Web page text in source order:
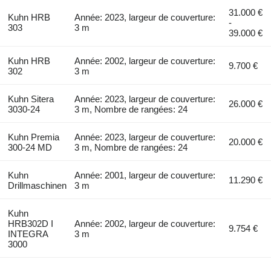
Kuhn HRB
303
Année: 2023, largeur de couverture:
3 m
31.000 €
-
39.000 €
Kuhn HRB
302
Année: 2002, largeur de couverture:
3 m
9.700 €
Kuhn Sitera
3030-24
Année: 2023, largeur de couverture:
3 m, Nombre de rangées: 24
26.000 €
Kuhn Premia
300-24 MD
Année: 2023, largeur de couverture:
3 m, Nombre de rangées: 24
20.000 €
Kuhn
Drillmaschinen
Année: 2001, largeur de couverture:
3 m
11.290 €
Kuhn
HRB302D I
INTEGRA
3000
Année: 2002, largeur de couverture:
3 m
9.754 €